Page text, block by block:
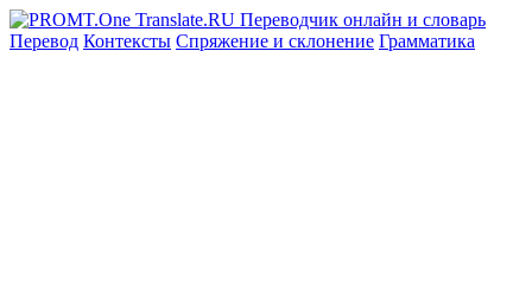
Перевод Контексты Спряжение и склонение Грамматика